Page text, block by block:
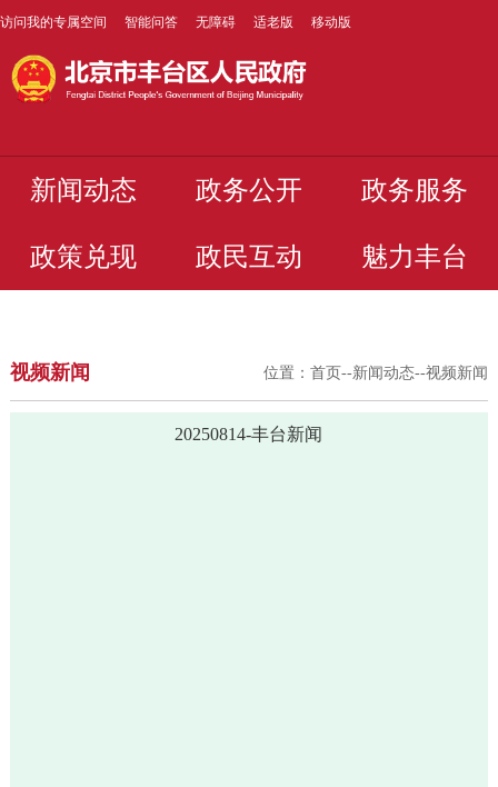
访问我的专属空间 智能问答 无障碍 适老版 移动版
新闻动态 政务公开 政务服务
政策兑现 政民互动 魅力丰台
视频新闻 位置：首页--新闻动态--视频新闻
20250814-丰台新闻